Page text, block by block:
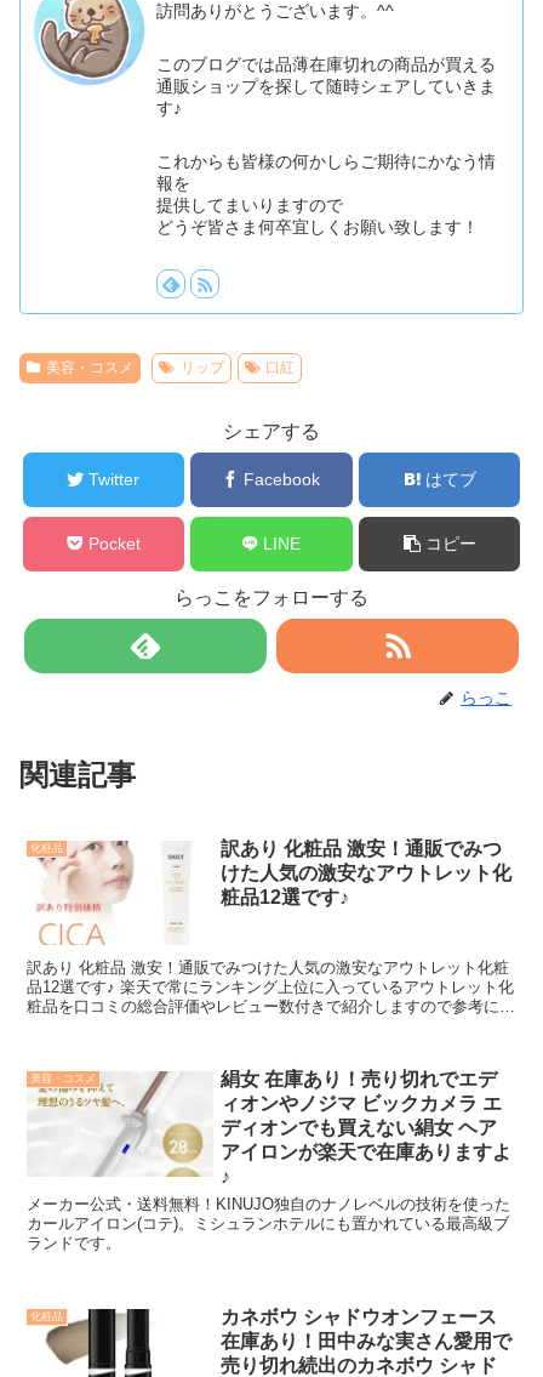
訪問ありがとうございます。^^
このブログでは品薄在庫切れの商品が買える
通販ショップを探して随時シェアしていきま
す♪
これからも皆様の何かしらご期待にかなう情
報を
提供してまいりますので
どうぞ皆さま何卒宜しくお願い致します！
美容・コスメ リップ 口紅
シェアする
Twitter Facebook はてブ
Pocket LINE コピー
らっこをフォローする
らっこ
関連記事
化粧品
訳あり 化粧品 激安！通販でみつ
けた人気の激安なアウトレット化
粧品12選です♪
訳あり 化粧品 激安！通販でみつけた人気の激安なアウトレット化粧
品12選です♪ 楽天で常にランキング上位に入っているアウトレット化
粧品を口コミの総合評価やレビュー数付きで紹介しますので参考にし
美容・コスメ
絹女 在庫あり！売り切れでエデ
ィオンやノジマ ビックカメラ エ
ディオンでも買えない絹女 ヘア
アイロンが楽天で在庫ありますよ
♪
メーカー公式・送料無料！KINUJO独自のナノレベルの技術を使った
カールアイロン(コテ)。ミシュランホテルにも置かれている最高級ブ
ランドです。
化粧品
カネボウ シャドウオンフェース
在庫あり！田中みな実さん愛用で
売り切れ続出のカネボウ シャド